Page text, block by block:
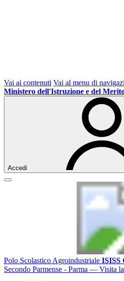
Vai ai contenuti Vai al menu di
Ministero dell'Istruzione e del
Accedi
Polo Scolastico Agroindustriale ISISS
Secondo Parmense - Parma — Visita la